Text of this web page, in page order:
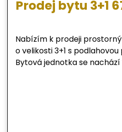
Prodej bytu 3+1
Nabízím k prodeji
o velikosti 3+1 s
Bytová jednotka se
v původním, ale ve velmi
Okna domu jsou plastová.
technickou místností,